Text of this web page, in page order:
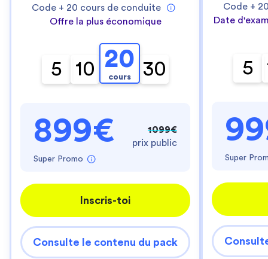
Code + 20 cours de conduite
Offre la plus économique
5 10 20
cours 30
899€
Super Promo
1099€
prix public
Inscris-toi
Consulte le contenu du pack
Code +
Date
5
Super